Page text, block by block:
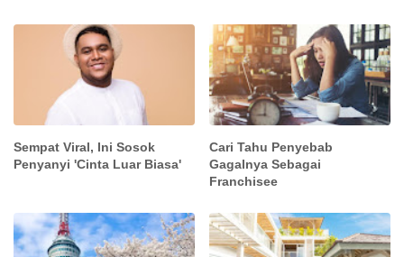
Sempat Viral, Ini Sosok
Penyanyi 'Cinta Luar Biasa'
Cari Tahu Penyebab
Gagalnya Sebagai
Franchisee